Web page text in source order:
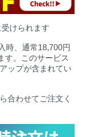
けられます
時、通常18,700円
す。このサービス
ップが含まれてい
合わせてご注文く